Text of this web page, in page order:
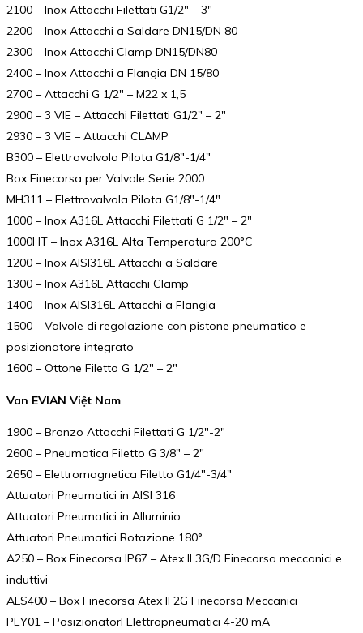
2100 – Inox Attacchi Filettati G1/2″ – 3″
2200 – Inox Attacchi a Saldare DN15/DN 80
2300 – Inox Attacchi Clamp DN15/DN80
2400 – Inox Attacchi a Flangia DN 15/80
2700 – Attacchi G 1/2″ – M22 x 1,5
2900 – 3 VIE – Attacchi Filettati G1/2″ – 2″
2930 – 3 VIE – Attacchi CLAMP
B300 – Elettrovalvola Pilota G1/8″-1/4″
Box Finecorsa per Valvole Serie 2000
MH311 – Elettrovalvola Pilota G1/8″-1/4″
1000 – Inox A316L Attacchi Filettati G 1/2″ – 2″
1000HT – Inox A316L Alta Temperatura 200°C
1200 – Inox AISI316L Attacchi a Saldare
1300 – Inox A316L Attacchi Clamp
1400 – Inox AISI316L Attacchi a Flangia
1500 – Valvole di regolazione con pistone pneumatico e
posizionatore integrato
1600 – Ottone Filetto G 1/2″ – 2″
Van EVIAN Việt Nam
1900 – Bronzo Attacchi Filettati G 1/2″-2″
2600 – Pneumatica Filetto G 3/8″ – 2″
2650 – Elettromagnetica Filetto G1/4″-3/4″
Attuatori Pneumatici in AISI 316
Attuatori Pneumatici in Alluminio
Attuatori Pneumatici Rotazione 180°
A250 – Box Finecorsa IP67 – Atex II 3G/D Finecorsa meccanici e
induttivi
ALS400 – Box Finecorsa Atex II 2G Finecorsa Meccanici
PEY01 – PosizionatorI Elettropneumatici 4-20 mA